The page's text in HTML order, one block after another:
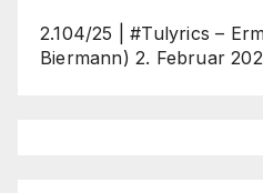
2.104/25 | #Tulyrics –
Biermann) 2. Februar